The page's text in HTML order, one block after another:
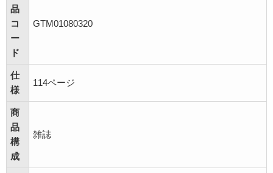
品
コ
ー
ド
GTM01080320
仕
様
114ページ
商
品
構
成
雑誌